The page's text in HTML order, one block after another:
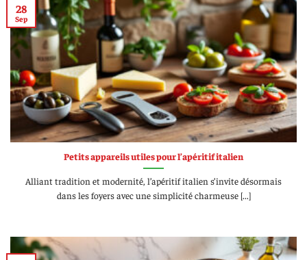
Petits appareils utiles pour l’apéritif italien
Alliant tradition et modernité, l’apéritif italien s’invite désormais
dans les foyers avec une simplicité charmeuse [...]
28
Sep